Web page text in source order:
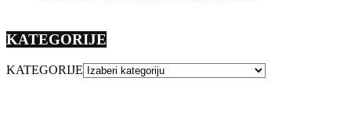
KATEGORIJE
KATEGORIJE